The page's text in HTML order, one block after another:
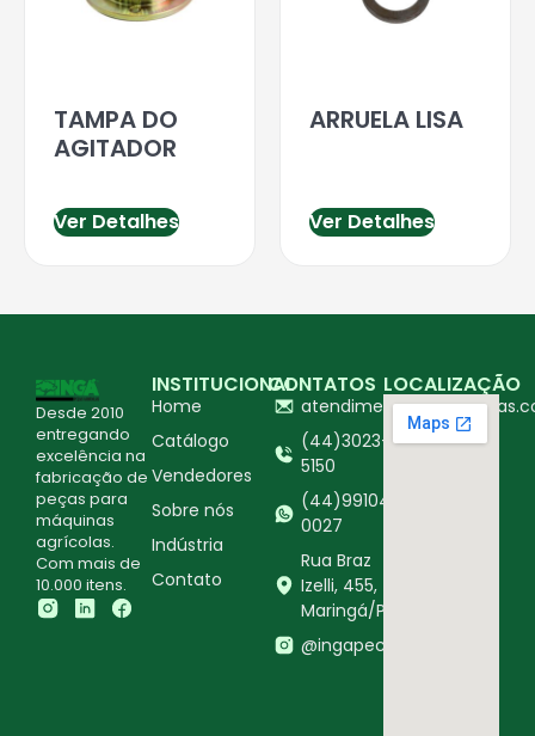
TAMPA DO
AGITADOR
Ver Detalhes
ARRUELA LISA
Ver Detalhes
Desde 2010
entregando
excelência na
fabricação de
peças para
máquinas
agrícolas.
Com mais de
10.000 itens.
INSTITUCIONAL
Home
Catálogo
Vendedores
Sobre nós
Indústria
Contato
CONTATOS
(44)3023-
5150
(44)99104-
0027
Rua Braz
Izelli, 455,
Maringá/PR
@ingapecasagricolas
LOCALIZAÇÃO